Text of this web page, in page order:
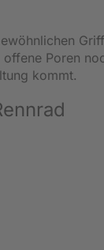
Poren
kommt.